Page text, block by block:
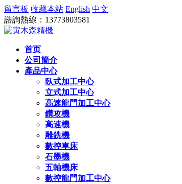
留言板 收藏本站 English 中文
諮詢熱線：13773803581
首页
公司簡介
產品中心
臥式加工中心
立式加工中心
高速龍門加工中心
鑽攻機
高速機
雕銑機
數控車床
石墨機
五軸機床
數控龍門加工中心